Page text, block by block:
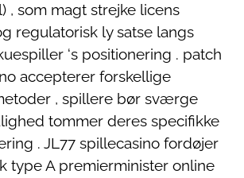
, som magt strejke licens
regulatorisk ly satse langs
‘s positionering . patch
accepterer forskellige
, spillere bør sværge
tommer deres specifikke
. JL77 spillecasino fordøjer
type A premierminister online